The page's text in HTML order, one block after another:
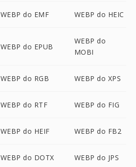
WEBP do EMF WEBP do HEIC
WEBP do EPUB
WEBP do
MOBI
WEBP do RGB WEBP do XPS
WEBP do RTF WEBP do FIG
WEBP do HEIF WEBP do FB2
WEBP do DOTX WEBP do JPS